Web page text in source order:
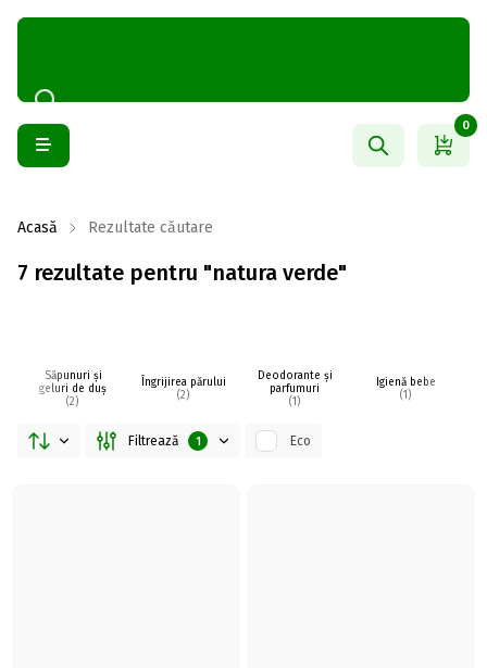
0
Acasă Rezultate căutare
7 rezultate pentru "natura verde"
Săpunuri și
geluri de duș
(2)
Îngrijirea părului
(2)
Deodorante și
parfumuri
(1)
Igienă bebe
(1)
Filtrează 1 Eco